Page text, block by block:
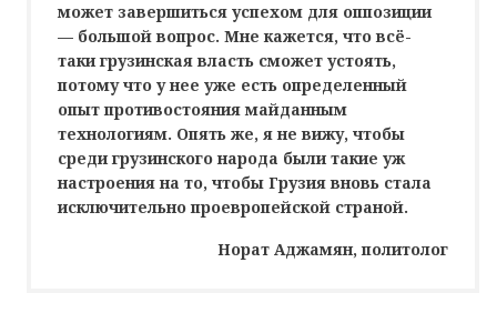
может завершиться успехом для оппозиции
— большой вопрос. Мне кажется, что всё-
таки грузинская власть сможет устоять,
потому что у нее уже есть определенный
опыт противостояния майданным
технологиям. Опять же, я не вижу, чтобы
среди грузинского народа были такие уж
настроения на то, чтобы Грузия вновь стала
исключительно проевропейской страной.
Норат Аджамян, политолог